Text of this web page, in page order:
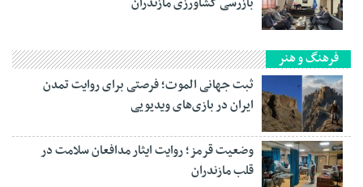
فرهنگ و هنر
ثبت جهانی الموت؛ فرصتی برای روایت تمدن
ایران در بازی‌های ویدیویی
وضعیت قرمز؛ روایت ایثار مدافعان سلامت در
قلب مازندران